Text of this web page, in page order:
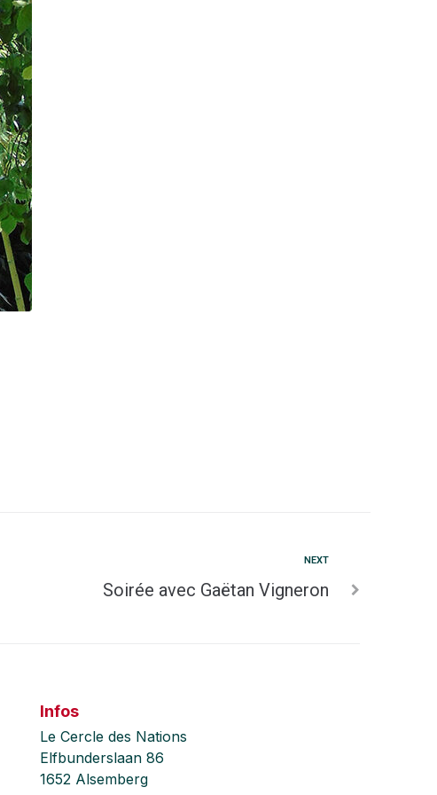
NEXT
Soirée avec Gaëtan Vigneron
Infos
Le Cercle des Nations
Elfbunderslaan 86
1652 Alsemberg